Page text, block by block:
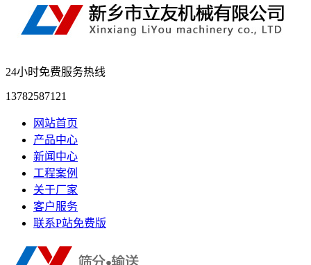
24小时免费服务热线
13782587121
网站首页
产品中心
新闻中心
工程案例
关于厂家
客户服务
联系P站免费版